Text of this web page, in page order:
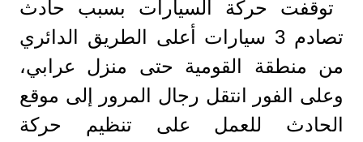
توقفت حركة السيارات بسبب حادث
تصادم 3 سيارات أعلى الطريق الدائري
من منطقة القومية حتى منزل عرابي،
وعلى الفور انتقل رجال المرور إلى موقع
الحادث للعمل على تنظيم حركة